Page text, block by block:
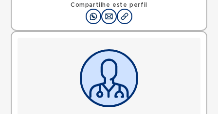
Compartilhe este perfil